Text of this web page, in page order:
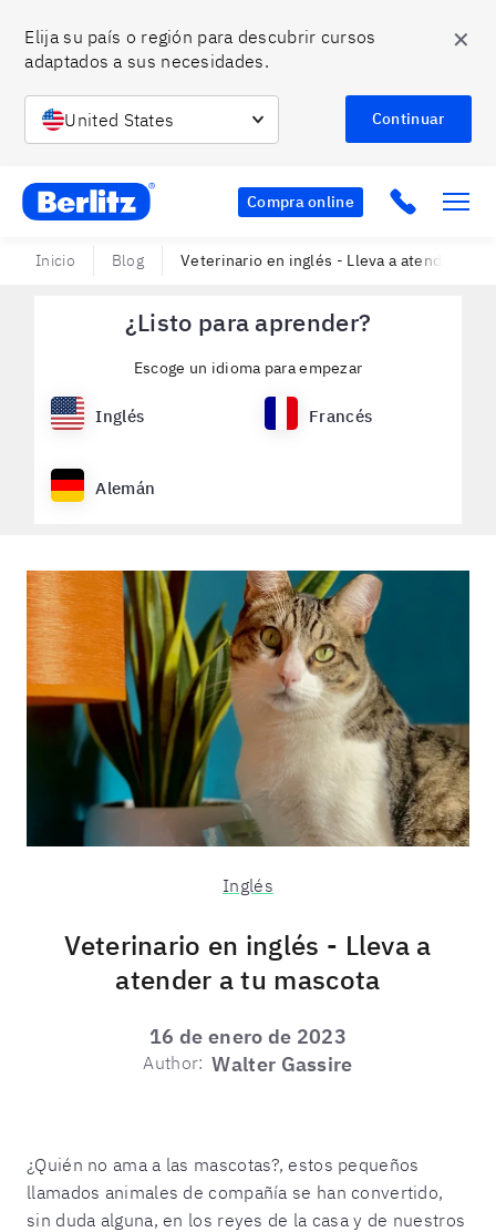
Elija su país o región para descubrir cursos
adaptados a sus necesidades.
United States Continuar
✕
Berlitz Chile Compra online Click to
Inicio Blog Veterinario en inglés - Lleva a atender a tu
¿Listo para aprender?
Escoge un idioma para empezar
Inglés Francés
Alemán
Inglés
Veterinario en inglés - Lleva a
atender a tu mascota
16 de enero de 2023
Author: Walter Gassire
¿Quién no ama a las mascotas?, estos pequeños
llamados animales de compañía se han convertido,
sin duda alguna, en los reyes de la casa y de nuestros